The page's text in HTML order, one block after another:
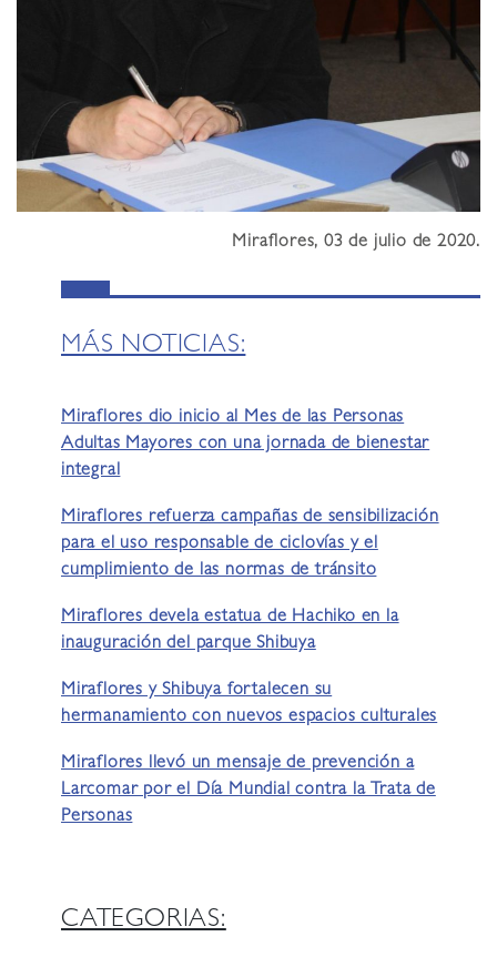
Miraflores, 03 de julio de 2020.
MÁS NOTICIAS:
Miraflores dio inicio al Mes de las Personas
Adultas Mayores con una jornada de bienestar
integral
Miraflores refuerza campañas de sensibilización
para el uso responsable de ciclovías y el
cumplimiento de las normas de tránsito
Miraflores devela estatua de Hachiko en la
inauguración del parque Shibuya
Miraflores y Shibuya fortalecen su
hermanamiento con nuevos espacios culturales
Miraflores llevó un mensaje de prevención a
Larcomar por el Día Mundial contra la Trata de
Personas
CATEGORIAS: